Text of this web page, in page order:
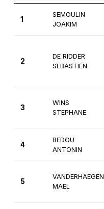
1
SEMOULIN
JOAKIM
2
DE RIDDER
SEBASTIEN
3
WINS
STEPHANE
4
BEDOU
ANTONIN
5
VANDERHAEGEN
MAEL